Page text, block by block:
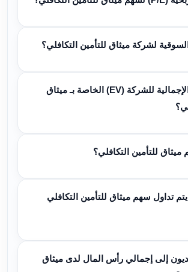
لشركة ميثاق للتأمين التكافلي؟
ما هي القيمة الإجمالية للشركة (EV) الخاصة بـ ميثاق
للتأمين التكافلي؟
تداول سهم ميثاق للتأمين التكافلي
إلى إجمالي رأس المال لدى ميثاق